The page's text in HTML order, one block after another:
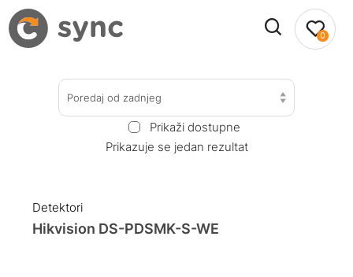
0
Poredaj od zadnjeg
Prikaži dostupne
Prikazuje se jedan rezultat
Detektori
Hikvision DS-PDSMK-S-WE